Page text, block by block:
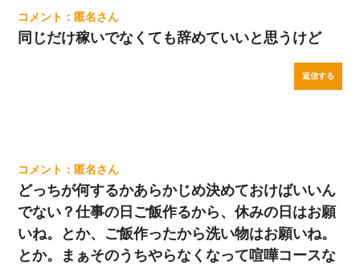
匿名
同じだけ稼いでなくても辞めていいと思うけど
返信する
匿名
どっちが何するかあらかじめ決めておけばいいん
でない？仕事の日ご飯作るから、休みの日はお願
いね。とか、ご飯作ったから洗い物はお願いね。
とか。まぁそのうちやらなくなって喧嘩コースな